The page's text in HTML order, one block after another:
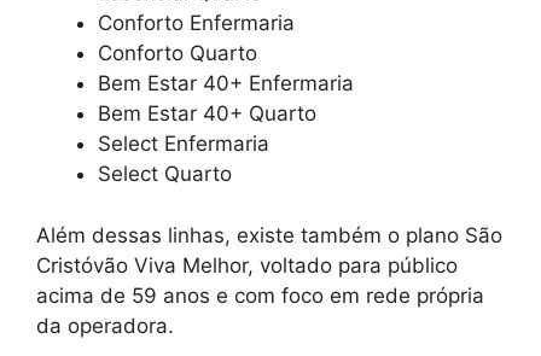
Conforto Enfermaria
Conforto Quarto
Bem Estar 40+ Enfermaria
Bem Estar 40+ Quarto
Select Enfermaria
Select Quarto
Além dessas linhas, existe também o plano São
Cristóvão Viva Melhor, voltado para público
acima de 59 anos e com foco em rede própria
da operadora.